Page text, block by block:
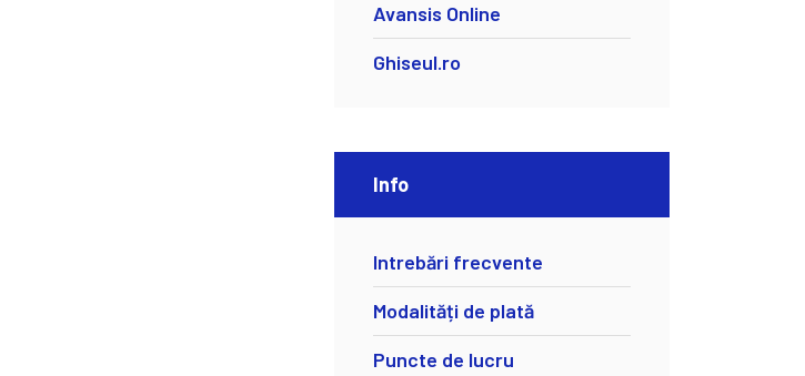
Avansis Online
Ghiseul.ro
Info
Intrebări frecvente
Modalități de plată
Puncte de lucru